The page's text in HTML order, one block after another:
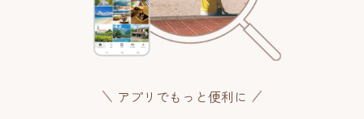
アプリでもっと便利に